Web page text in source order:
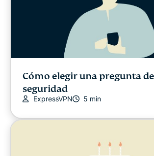
Cómo elegir una pregunta de
seguridad
ExpressVPN 5 min